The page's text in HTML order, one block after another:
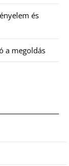
és
a megoldás